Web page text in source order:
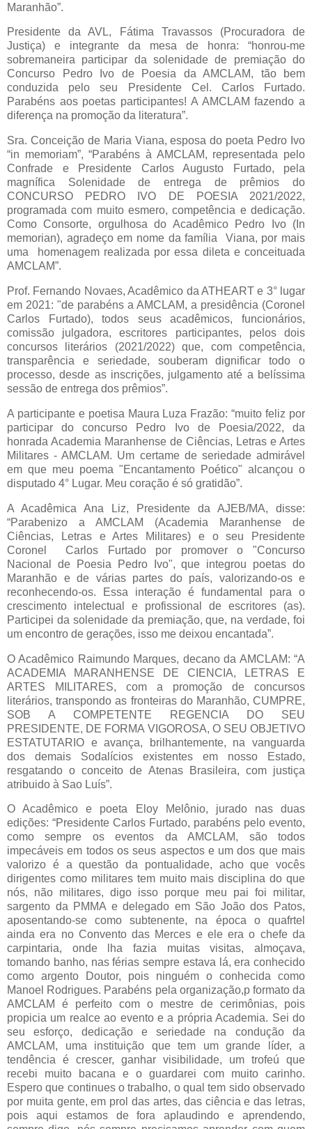
Maranhão”.
Presidente da AVL, Fátima Travassos (Procuradora de
Justiça) e integrante da mesa de honra: “honrou-me
sobremaneira participar da solenidade de premiação do
Concurso Pedro Ivo de Poesia da AMCLAM, tão bem
conduzida pelo seu Presidente Cel. Carlos Furtado.
Parabéns aos poetas participantes! A AMCLAM fazendo a
diferença na promoção da literatura”.
Sra. Conceição de Maria Viana, esposa do poeta Pedro Ivo
“in memoriam”, “Parabéns à AMCLAM, representada pelo
Confrade e Presidente Carlos Augusto Furtado, pela
magnífica Solenidade de entrega de prêmios do
CONCURSO PEDRO IVO DE POESIA 2021/2022,
programada com muito esmero, competência e dedicação.
Como Consorte, orgulhosa do Acadêmico Pedro Ivo (In
memorian), agradeço em nome da família
Viana, por mais
uma
homenagem realizada por essa dileta e conceituada
AMCLAM”.
Prof. Fernando Novaes, Acadêmico da ATHEART e 3° lugar
em 2021: "de parabéns a AMCLAM, a presidência (Coronel
Carlos Furtado), todos seus acadêmicos, funcionários,
comissão julgadora, escritores participantes, pelos dois
concursos literários (2021/2022) que, com competência,
transparência e seriedade, souberam dignificar todo o
processo, desde as inscrições, julgamento até a belíssima
sessão de entrega dos prêmios”.
A participante e poetisa Maura Luza Frazão: “muito feliz por
participar do concurso Pedro Ivo de Poesia/2022, da
honrada Academia Maranhense de Ciências, Letras e Artes
Militares - AMCLAM. Um certame de seriedade admirável
em que meu poema "Encantamento Poético" alcançou o
disputado 4° Lugar. Meu coração é só gratidão”.
A Acadêmica Ana Liz, Presidente da AJEB/MA, disse:
“Parabenizo a AMCLAM (Academia Maranhense de
Ciências, Letras e Artes Militares) e o seu Presidente
Coronel
Carlos Furtado por promover o "Concurso
Nacional de Poesia Pedro Ivo", que integrou poetas do
Maranhão e de várias partes do país, valorizando-os e
reconhecendo-os. Essa interação é fundamental para o
crescimento intelectual e profissional de escritores (as).
Participei da solenidade da premiação, que, na verdade, foi
um encontro de gerações, isso me deixou encantada”.
O Acadêmico Raimundo Marques, decano da AMCLAM: “A
ACADEMIA MARANHENSE DE CIENCIA, LETRAS E
ARTES MILITARES, com a promoção de concursos
literários, transpondo as fronteiras do Maranhão, CUMPRE,
SOB A COMPETENTE REGENCIA DO SEU
PRESIDENTE, DE FORMA VIGOROSA, O SEU OBJETIVO
ESTATUTARIO e avança, brilhantemente, na vanguarda
dos demais Sodalícios existentes em nosso Estado,
resgatando o conceito de Atenas Brasileira, com justiça
atribuido à Sao Luís”.
O Acadêmico e poeta Eloy Melônio, jurado nas duas
edições: “Presidente Carlos Furtado, parabéns pelo evento,
como sempre os eventos da AMCLAM, são todos
impecáveis em todos os seus aspectos e um dos que mais
valorizo é a questão da pontualidade, acho que vocês
dirigentes como militares tem muito mais disciplina do que
nós, não militares, digo isso porque meu pai foi militar,
sargento da PMMA e delegado em São João dos Patos,
aposentando-se como subtenente, na época o quafrtel
ainda era no Convento das Merces e ele era o chefe da
carpintaria, onde lha fazia muitas visitas, almoçava,
tomando banho, nas férias sempre estava lá, era conhecido
como argento Doutor, pois ninguém o conhecida como
Manoel Rodrigues. Parabéns pela organização,p formato da
AMCLAM é perfeito com o mestre de cerimônias, pois
propicia um realce ao evento e a própria Academia. Sei do
seu esforço, dedicação e seriedade na condução da
AMCLAM, uma instituição que tem um grande líder, a
tendência é crescer, ganhar visibilidade, um trofeú que
recebi muito bacana e o guardarei com muito carinho.
Espero que continues o trabalho, o qual tem sido observado
por muita gente, em prol das artes, das ciência e das letras,
pois aqui estamos de fora aplaudindo e aprendendo,